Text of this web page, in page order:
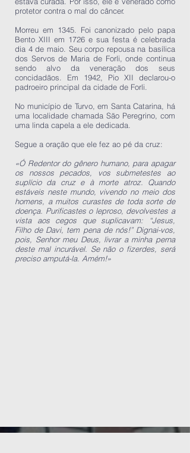
protetor contra o mal do câncer.
Morreu em 1345. Foi canonizado pelo papa
Bento XIII em 1726 e sua festa é celebrada
dia 4 de maio. Seu corpo repousa na basílica
dos Servos de Maria de Forli, onde continua
sendo alvo da veneração dos seus
concidadãos. Em 1942, Pio XII declarou-o
padroeiro principal da cidade de Forli.
No município de Turvo, em Santa Catarina, há
uma localidade chamada São Peregrino, com
uma linda capela a ele dedicada.
Segue a oração que ele fez ao pé da cruz:
«Ó Redentor do gênero humano, para apagar
os nossos pecados, vos submetestes ao
suplício da cruz e à morte atroz. Quando
estáveis neste mundo, vivendo no meio dos
homens, a muitos curastes de toda sorte de
doença. Purificastes o leproso, devolvestes a
vista aos cegos que suplicavam: “Jesus,
Filho de Davi, tem pena de nós!” Dignai-vos,
pois, Senhor meu Deus, livrar a minha perna
deste mal incurável. Se não o fizerdes, será
preciso amputá-la. Amém!»